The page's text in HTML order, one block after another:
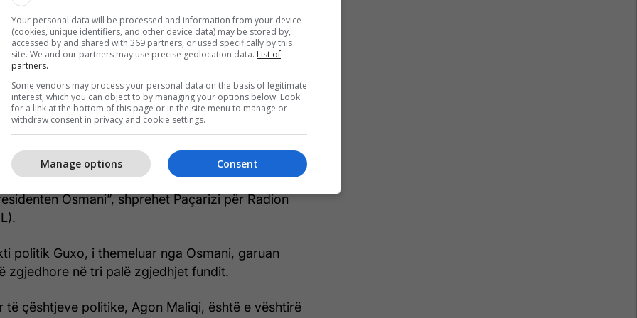
përplasjet me Vjosa Osmanin, tashmë
për ta propozuar edhe për një mandat të
se partia e kryeministrit Albin Kurti nuk e
njëjtë sikur në zgjedhjet e 28 dhjetorit të vitit
51 për qind të votave.
më së paku i konvenojnë Lëvizjes
pas çarjes që ka pësuar kjo parti në raport
Osmani”, shprehet Paçarizi për Radion
politik Guxo, i themeluar nga Osmani, garuan
zgjedhore në tri palë zgjedhjet fundit.
të çështjeve politike, Agon Maliqi, është e vështirë
Your personal data will be processed and information from your device
(cookies, unique identifiers, and other device data) may be stored by,
accessed by and shared with 369 partners, or used specifically by this
site. We and our partners may use precise geolocation data. List of
partners.
Some vendors may process your personal data on the basis of legitimate
interest, which you can object to by managing your options below. Look
for a link at the bottom of this page or in the site menu to manage or
withdraw consent in privacy and cookie settings.
Consent
Manage options